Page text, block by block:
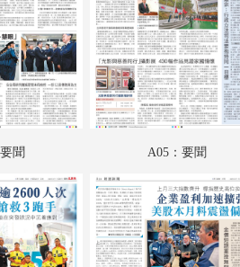
聞 A05：要聞